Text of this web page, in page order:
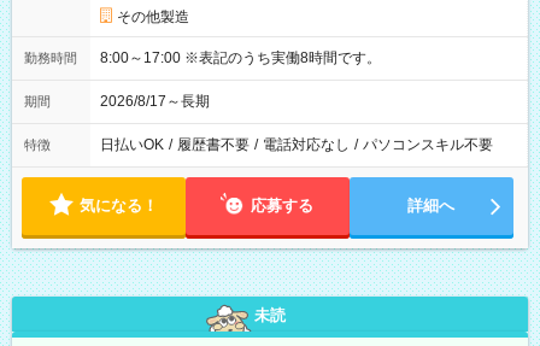
その他製造
勤務時間 8:00～17:00 ※表記のうち実働8時間です。
期間 2026/8/17～長期
特徴 日払いOK / 履歴書不要 / 電話対応なし / パソコンスキル不要
気になる！ 応募する 詳細へ
未読